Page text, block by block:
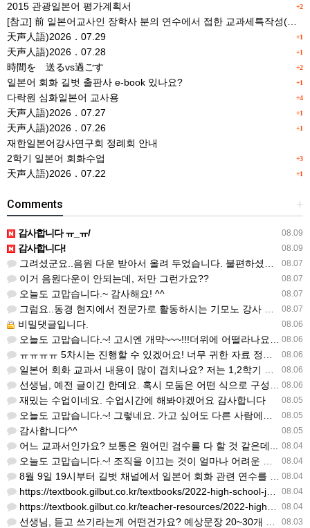
+2
2015 관광일본어 평가계획서
+1
天声人語)2026．07.29
+1
天声人語)2026．07.28
+2
時間を 送るvs過ごす
+1
일본어 회화 길벗 출판사 e-book 있나요?
+4
다락원 심화일본어 교사용
+1
天声人語)2026．07.27
+1
天声人語)2026．07.26
재한일본어강사연구회 정례회 안내
+3
2학기 일본어 회화수업
+1
天声人語)2026．07.22
+
Comments
08.09
감사합니다 ㅠ_ㅠ/
08.09
감사합니다!
08.07
그려셨군요..음원 다운 받아서 올려 두었습니다. 불편하셨네요..죄송합니다..
08.07
이거 음원다운이 안되는데, 저만 그런가요??
08.07
오늘도 고맙습니다.~ 감사해요! ^^
08.07
그럼요..동경 현지에서 전문가로 활동하시는 기모노 강사 이십니다.
08.06
비밀댓글입니다.
08.06
오늘도 고맙습니다.~! 고시엔 개먁~~~!!!더위에 어떨라나요...감사합니다. ^^
08.06
ㅠㅠㅠㅠ 5차시는 진행할 수 있겠어요! 너무 귀한 자료 정말 감사합니다!!!
08.06
일본어 회화 교과서 내용이 많이 겹치나요? 저는 1,2학기 출판사가 달라서인지, 회화 단어와 분량이 더 많다…
08.06
선생님, 예전 글이긴 한데요. 혹시 모둠은 어떤 식으로 구성하셨을까요? 진단평가를 보시고 모둠장(도우미학생)…
08.05
재밌는 수업이네요. 수업시간에 해봐야겠어요 감사합니다
08.05
오늘도 고맙습니다.~! 그렇네요. 가고 싶어도 다른 사람에게 민폐는 안되는 것... 감사해요. ^^
08.05
감사합니다^^
08.04
어느 교과서인가요? 보통은 원어민 검수를 다 할 것 같은데...
08.04
오늘도 고맙습니다.~! 조직을 이끄는 것이 얼마나 어려운 일일까요? 우선 봉사하는 마음이 필요!!! 감사해요…
08.04
8월 9일 19시부터 길벗 채널에서 일본어 회화 관련 연수를 저작 직강으로 한다고 합니다. 많이 도움이 되실…
08.04
https://textbook.gilbut.co.kr/textbooks/2022-high-school-jap…
08.04
https://textbook.gilbut.co.kr/teacher-resources/2022-high-sc…
08.03
선생님, 듣고 쓰기라는게 어떤건가요? 예상문장 20~30개 중 몇개를 틀어주고 들리는대로 쓰는 건가요? 자세…